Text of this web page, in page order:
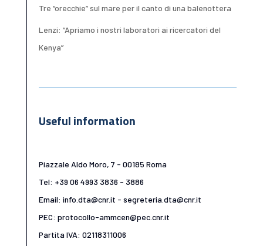
Tre “orecchie” sul mare per il canto di una balenottera
Lenzi: “Apriamo i nostri laboratori ai ricercatori del
Kenya”
Useful information
Piazzale Aldo Moro, 7 - 00185 Roma
Tel: +39 06 4993 3836 - 3886
Email: info.dta@cnr.it - segreteria.dta@cnr.it
PEC: protocollo-ammcen@pec.cnr.it
Partita IVA: 02118311006